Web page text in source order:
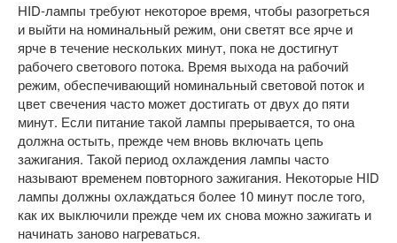
HID-лампы требуют некоторое время, чтобы разогреться
и выйти на номинальный режим, они светят все ярче и
ярче в течение нескольких минут, пока не достигнут
рабочего светового потока. Время выхода на рабочий
режим, обеспечивающий номинальный световой поток и
цвет свечения часто может достигать от двух до пяти
минут. Если питание такой лампы прерывается, то она
должна остыть, прежде чем вновь включать цепь
зажигания. Такой период охлаждения лампы часто
называют временем повторного зажигания. Некоторые HID
лампы должны охлаждаться более 10 минут после того,
как их выключили прежде чем их снова можно зажигать и
начинать заново нагреваться.